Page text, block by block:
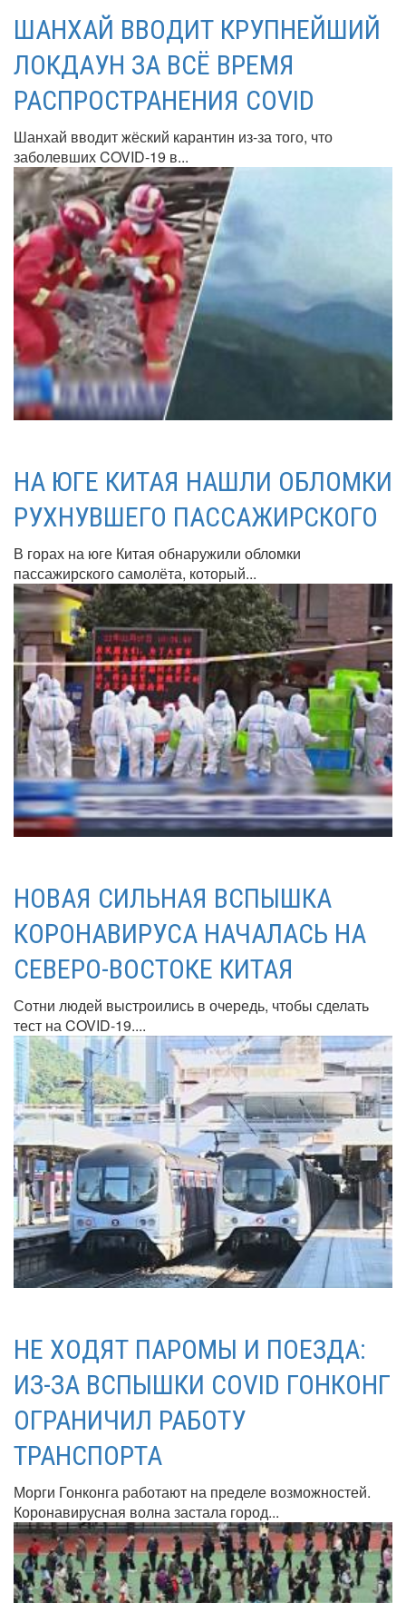
ШАНХАЙ ВВОДИТ КРУПНЕЙШИЙ
ЛОКДАУН ЗА ВСЁ ВРЕМЯ
РАСПРОСТРАНЕНИЯ COVID
Шанхай вводит жёский карантин из-за того, что
заболевших COVID-19 в...
НА ЮГЕ КИТАЯ НАШЛИ ОБЛОМКИ
РУХНУВШЕГО ПАССАЖИРСКОГО
В горах на юге Китая обнаружили обломки
пассажирского самолёта, который...
НОВАЯ СИЛЬНАЯ ВСПЫШКА
КОРОНАВИРУСА НАЧАЛАСЬ НА
СЕВЕРО-ВОСТОКЕ КИТАЯ
Сотни людей выстроились в очередь, чтобы сделать
тест на COVID-19....
НЕ ХОДЯТ ПАРОМЫ И ПОЕЗДА:
ИЗ-ЗА ВСПЫШКИ COVID ГОНКОНГ
ОГРАНИЧИЛ РАБОТУ
ТРАНСПОРТА
Морги Гонконга работают на пределе возможностей.
Коронавирусная волна застала город...